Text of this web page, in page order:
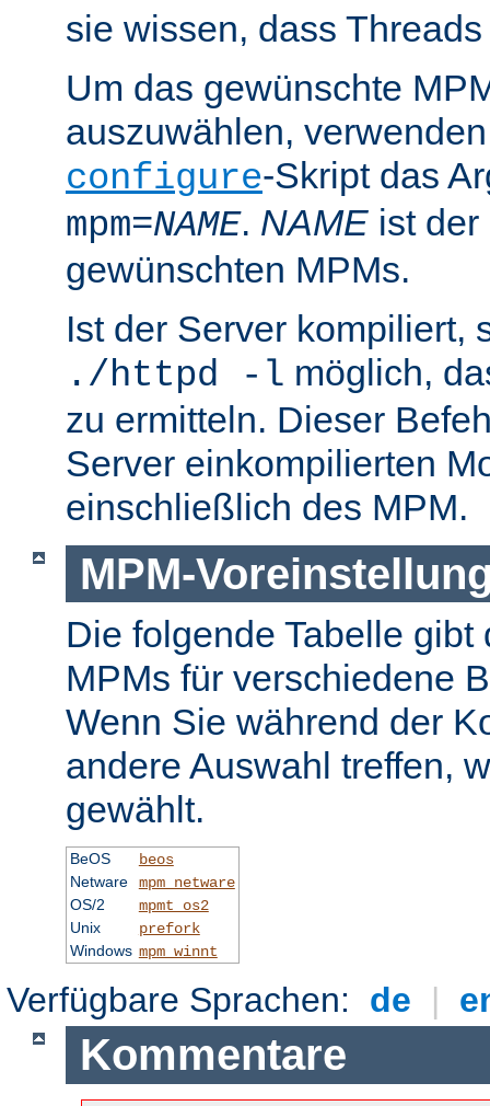
sie wissen, dass
Um das gewünschte
auszuwählen,
configure-Skript das
mpm=NAME. NAME ist
gewünschten MPMs.
Ist der Server kompiliert,
./httpd -l möglich,
zu ermitteln. Dieser
Server einkompilierten
einschließlich des MPM.
MPM-
Die folgende Tabelle
MPMs für verschiedene
Wenn Sie während der
andere Auswahl treffen,
gewählt.
BeOS
beos
Netware
mpm_netware
OS/2
mpmt_os2
Unix
prefork
Windows mpm_winnt
Verfügbare Sprachen: de |
Kommentare